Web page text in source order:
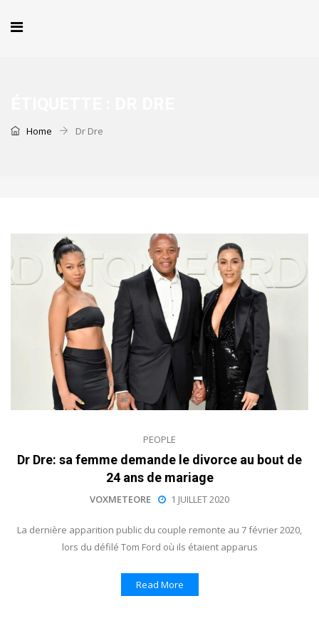
Home Dr Dre
PEOPLE
Dr Dre: sa femme demande le divorce au bout de
24 ans de mariage
VOXMETEORE 1 JUILLET 2020
La dernière apparition public du couple remonte au 7 février 2020,
lors du défilé Tom Ford où ils étaient apparus
Read More